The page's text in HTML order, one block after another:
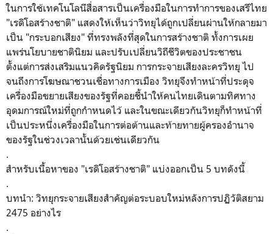
ในการใช้เทคโนโลนีสื่อสารเป็นเครื่องมือในการทำการของเสรีไทย
"เรดิโอสร้างชาติ" แสดงให้เห็นว่าวิทยุได้ถูกเปลี่ยนผ่านให้กลายมา
เป็น "กระบอกเสียง" ที่ทรงพลังที่สุดในการสร้างชาติ ทั้งการเผย
แพร่นโยบายชาตินิยม และปรับเปลี่ยนวิถีชีวิตของประชาชน
ตั้งแต่การส่งเสริมแนวคิดรัฐนิยม การกระจายเสียงละครวิทยุ ไป
จนถึงการโฆษณาชวนเชื่อทางการเมือง วิทยุจึงทำหน้าที่ประดุจ
เครื่องมือขยายเสียงของรัฐที่คอยชี้นำให้คนไทยเดินตามทิศทาง
อุดมการณ์ใหม่ที่ถูกกำหนดไว้ และในขณะเดียวกันวิทยุก็ทำหน้าที่
เป็นประหนึ่งเครื่องมือในการต่อต้านและท้ายทายผู้ครองอำนาจ
ของรัฐในช่วงเวลานั้นด้วยเช่นเดียวกัน
.
​สำหรับเนื้อหาของ "เรดิโอสร้างชาติ" แบ่งออกเป็น 5 บทดังนี้
.
บทนำ: วิทยุกระจายเสียงสำคัญต่อระบอบใหม่หลังการปฏิวัติสยาม
2475 อย่างไร
.